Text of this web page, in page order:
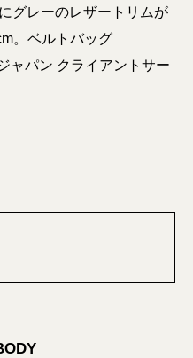
グレーのレザートリムが
。ベルトバッグ
ャパン クライアントサー